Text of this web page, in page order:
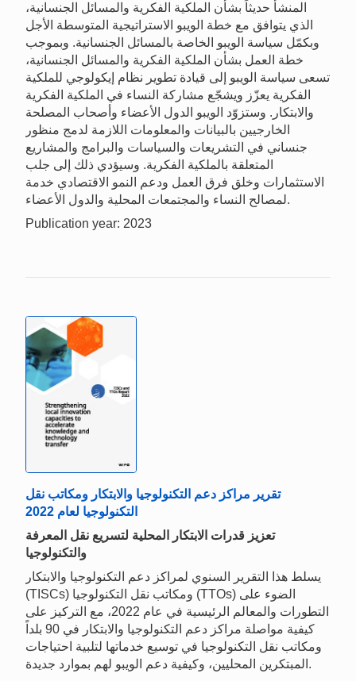
المنشأ حديثاً بشأن الملكية الفكرية والمسائل الجنسانية،
الذي يتوافق مع خطة الويبو الاستراتيجية المتوسطة الأجل
وبكمّل سياسة الويبو الخاصة بالمسائل الجنسانية. وبموجب
خطة العمل بشأن الملكية الفكرية والمسائل الجنسانية،
تسعى سياسة الويبو إلى قيادة تطوير نظام إيكولوجي للملكية
الفكرية يعزّز ويشجّع مشاركة النساء في الملكية الفكرية
والابتكار. وستزوّد الويبو الدول الأعضاء وأصحاب المصلحة
الخارجيين بالبيانات والمعلومات اللازمة لدمج منظور
جنساني في التشريعات والسياسات والبرامج والمشاريع
المتعلقة بالملكية الفكرية. وسيؤدي ذلك إلى جلب
الاستثمارات وخلق فرق العمل ودعم النمو الاقتصادي خدمة
لمصالح النساء والمجتمعات المحلية والدول الأعضاء.
Publication year: 2023
تقرير مراكز دعم التكنولوجيا والابتكار ومكاتب نقل
التكنولوجيا لعام 2022
تعزيز قدرات الابتكار المحلية لتسريع نقل المعرفة
والتكنولوجيا
يسلط هذا التقرير السنوي لمراكز دعم التكنولوجيا والابتكار
(TISCs) ومكاتب نقل التكنولوجيا (TTOs) الضوء على
التطورات والمعالم الرئيسية في عام 2022، مع التركيز على
كيفية مواصلة مراكز دعم التكنولوجيا والابتكار في 90 بلداً
ومكاتب نقل التكنولوجيا في توسيع خدماتها لتلبية احتياجات
المبتكرين المحليين، وكيفية دعم الويبو لهم بموارد جديدة.